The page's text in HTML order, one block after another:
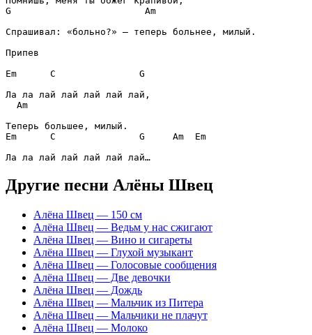
G
Am
Спрашивал: «больно?» – теперь больнее, милый.
Припев
Em
C
G
Am
Em
C G Am
Em
Другие песни Алёны Швец
Алёна Швец — 150 см
Алёна Швец — Ведьм у нас сжигают
Алёна Швец — Вино и сигареты
Алёна Швец — Глухой музыкант
Алёна Швец — Голосовые сообщения
Алёна Швец — Две девочки
Алёна Швец — Дождь
Алёна Швец — Мальчик из Питера
Алёна Швец — Мальчики не плачут
Алёна Швец — Молоко